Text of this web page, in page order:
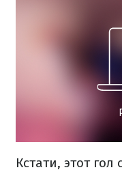
Кстати, этот